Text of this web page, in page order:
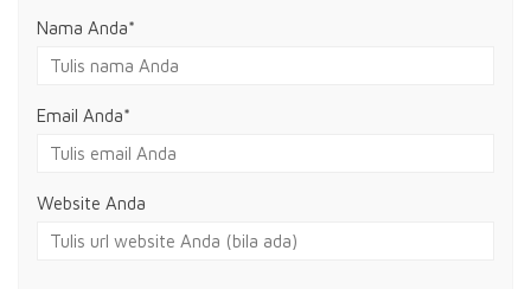
Nama Anda*
Email Anda*
Website Anda